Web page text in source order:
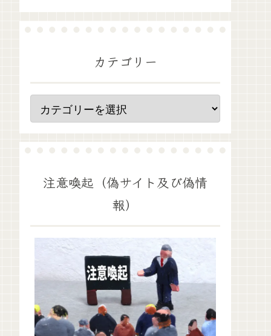
カテゴリー
注意喚起（偽サイト及び偽情
報）